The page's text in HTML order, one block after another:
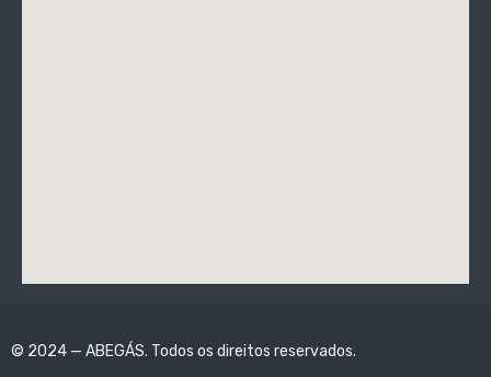
© 2024 — ABEGÁS. Todos os direitos reservados.